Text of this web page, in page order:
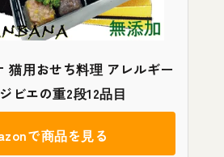
猫用おせち料理 アレルギー
ビエの重2段12品目
で商品を見る